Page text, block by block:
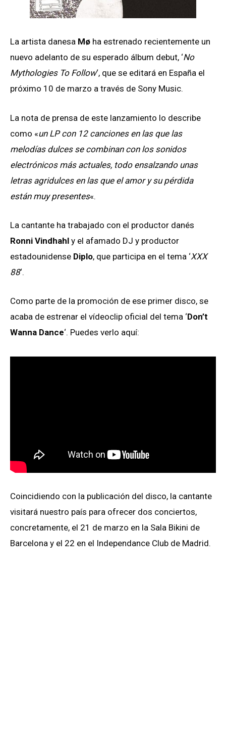
La artista danesa Mø ha estrenado recientemente un
nuevo adelanto de su esperado álbum debut, ‘No
Mythologies To Follow‘, que se editará en España el
próximo 10 de marzo a través de Sony Music.
La nota de prensa de este lanzamiento lo describe
como «un LP con 12 canciones en las que las
melodías dulces se combinan con los sonidos
electrónicos más actuales, todo ensalzando unas
letras agridulces en las que el amor y su pérdida
están muy presentes«.
La cantante ha trabajado con el productor danés
Ronni Vindhahl y el afamado DJ y productor
estadounidense Diplo, que participa en el tema ‘XXX
88‘.
Como parte de la promoción de ese primer disco, se
acaba de estrenar el vídeoclip oficial del tema ‘Don’t
Wanna Dance‘. Puedes verlo aquí:
Coincidiendo con la publicación del disco, la cantante
visitará nuestro país para ofrecer dos conciertos,
concretamente, el 21 de marzo en la Sala Bikini de
Barcelona y el 22 en el Independance Club de Madrid.